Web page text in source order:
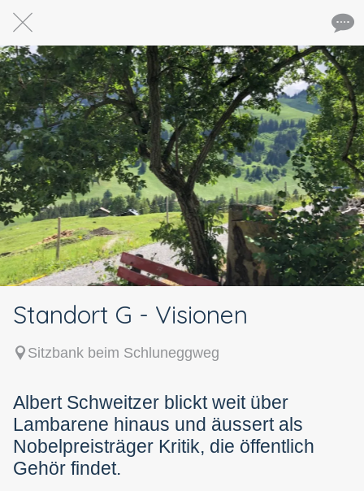
Standort G - Visionen
Sitzbank beim Schluneggweg
Albert Schweitzer blickt weit über
Lambarene hinaus und äussert als
Nobelpreisträger Kritik, die öffentlich
Gehör findet.